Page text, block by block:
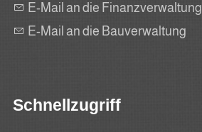
E-Mail an die Finanzverwaltung
E-Mail an die Bauverwaltung
Schnellzugriff